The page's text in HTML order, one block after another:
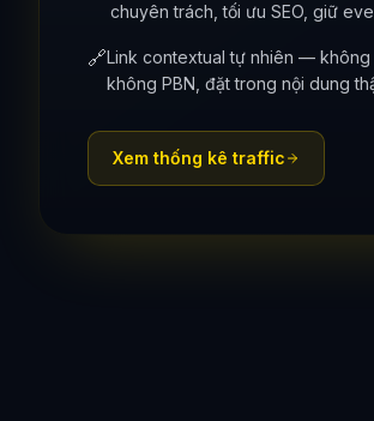
chuyên trách, tối ưu SEO, giữ
🔗Link contextual tự nhiên — không
không PBN, đặt trong nội dung
Xem thống kê traffic